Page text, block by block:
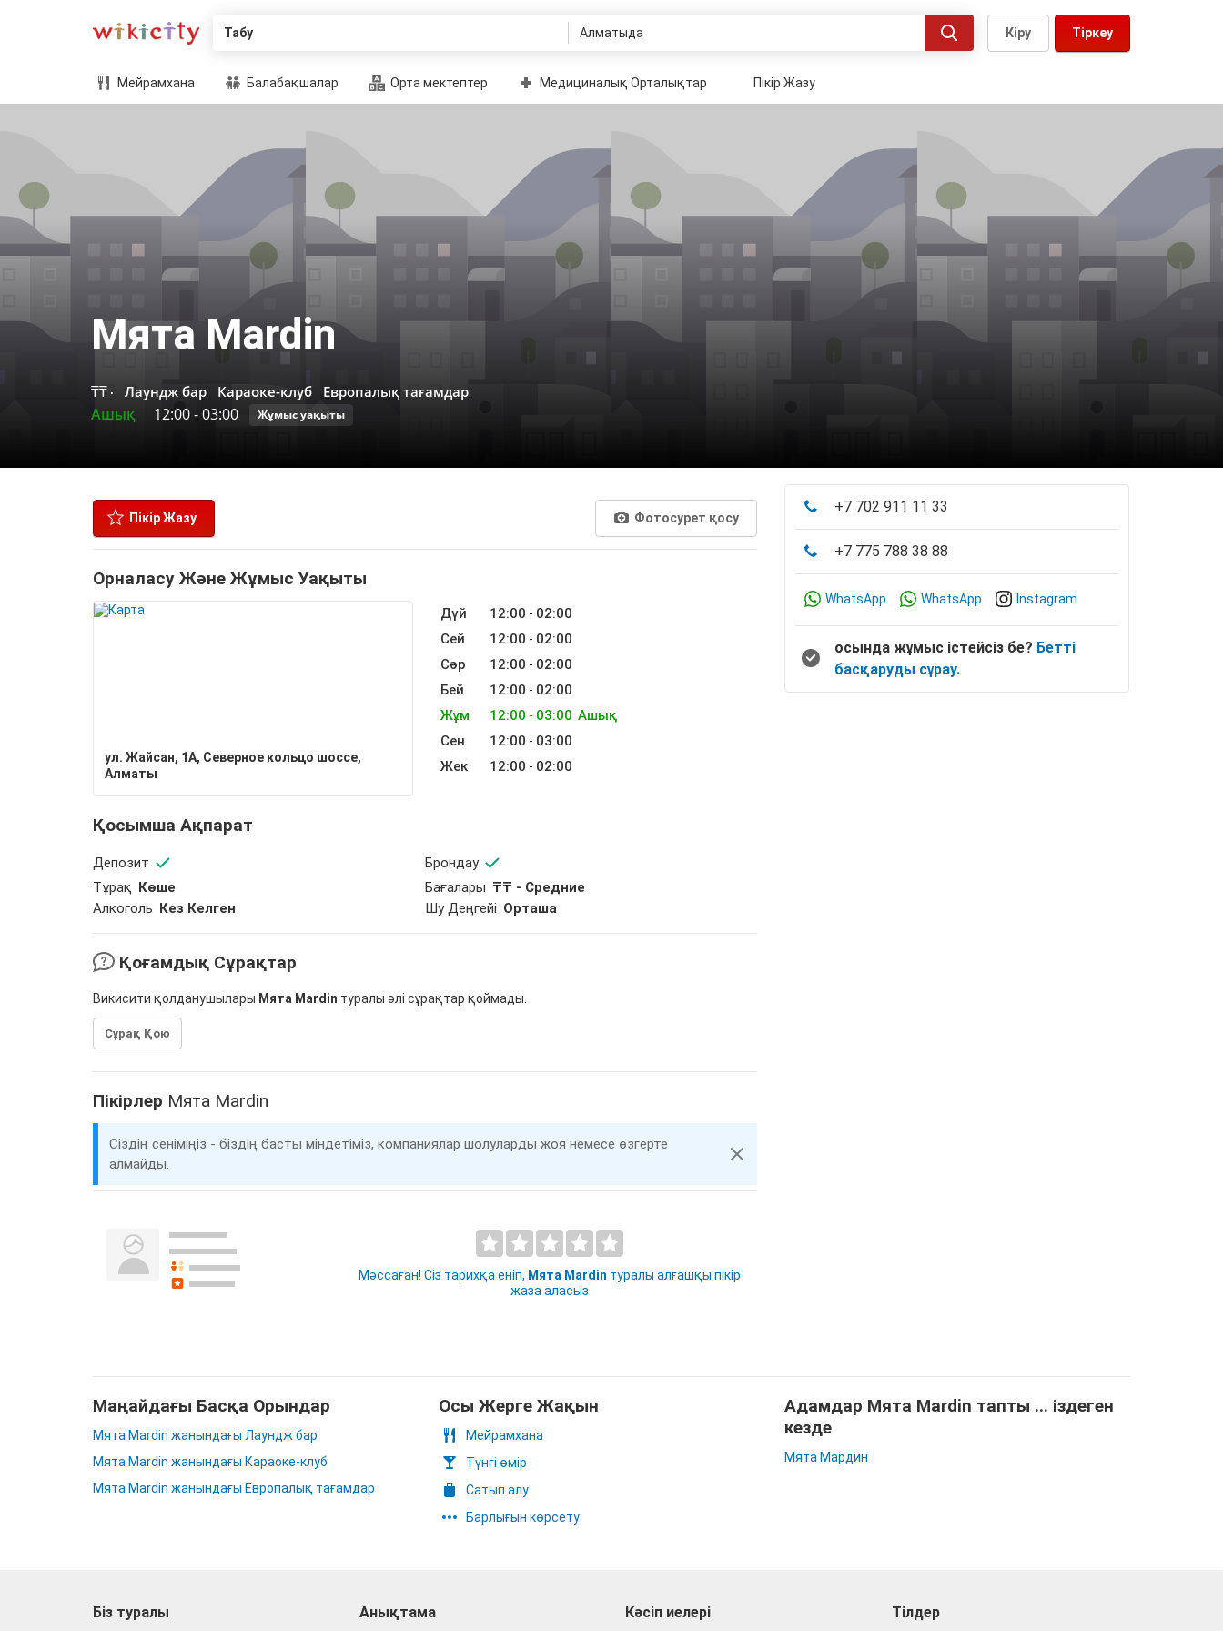
Табу Тіркеу
Кіру
Мейрамхана Балабақшалар Орта мектептер Медициналық Орталықтар Пікір Жазу
Мята Mardin
₸₸ Лаундж бар Караоке-клуб Европалық тағамдар
Ашық 12:00-03:00 Жұмыс уақыты
Пікір Жазу Фотосурет қосу
Орналасу Және Жұмыс Уақыты
ул. Жайсан, 1А, Северное кольцо шоссе,
Алматы
Дүй 12:00 - 02:00
Сей
12:00 - 02:00
Сәр
12:00 - 02:00
Бей
12:00 - 02:00
Жұм
12:00 - 03:00 Ашық
Сен
12:00 - 03:00
Жек
12:00 - 02:00
Қосымша Ақпарат
Депозит
Брондау
Тұрақ Көше Бағалары ₸₸ - Средние
Алкоголь Кез Келген Шу Деңгейі Орташа
Қоғамдық Сұрақтар
Викисити қолданушылары Мята Mardin туралы әлі сұрақтар қоймады.
Сұрақ Қою
Пікірлер Мята Mardin
Сіздің сеніміңіз - біздің басты міндетіміз, компаниялар шолуларды жоя немесе өзгерте
алмайды.
Мәссаған! Сіз тарихқа еніп, Мята Mardin туралы алғашқы пікір
жаза аласыз
+7 702 911 11 33
+7 775 788 38 88
WhatsApp WhatsApp Instagram
осында жұмыс істейсіз бе? Бетті
басқаруды сұрау.
Маңайдағы Басқа Орындар
Мята Mardin жанындағы Лаундж бар
Мята Mardin жанындағы Караоке-клуб
Мята Mardin жанындағы Европалық тағамдар
Осы Жерге Жақын
Мейрамхана
Түнгі өмір
Сатып алу
Барлығын көрсету
Адамдар Мята Mardin тапты ... іздеген
кезде
Мята Мардин
Біз туралы Анықтама Кәсіп иелері Тілдер